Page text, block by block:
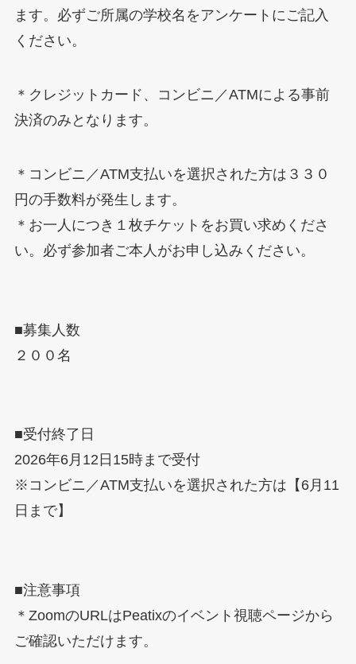
ます。必ずご所属の学校名をアンケートにご記入
ください。
＊クレジットカード、コンビニ／ATMによる事前
決済のみとなります。
＊コンビニ／ATM支払いを選択された方は３３０
円の手数料が発生します。
＊お一人につき１枚チケットをお買い求めくださ
い。必ず参加者ご本人がお申し込みください。
■募集人数
２００名
■受付終了日
2026年6月12日15時まで受付
※コンビニ／ATM支払いを選択された方は【6月11
日まで】
■注意事項
＊ZoomのURLはPeatixのイベント視聴ページから
ご確認いただけます。